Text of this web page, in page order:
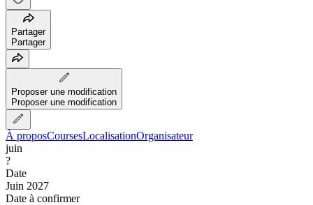
Partager
Partager
Proposer une modification
Proposer une modification
À proposCoursesLocalisationOrganisateur
juin
?
Date
Juin 2027
Date à confirmer